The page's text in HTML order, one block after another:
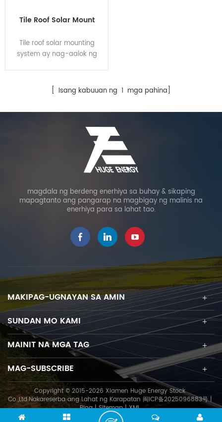
Tile Roof Solar Mount
Tile roof solar mounting
system ay nag-aalok ng
ang key stainless steel roof
hooks, ay angkop para sa
plain tile, slate tile. Ang mga
pamantayan sa pagkarga
ginagawa itong angkop
para sa iba't ibang uri ng
Solar Mount Ang mga kawit
sa bubong ay inilalapat sa
tile, slate, clay tile, atbp. Ang
mga adjustable hook ay
maaaring iakma nang
pahalang at patayo.
Tampok es Simple at Mabilis
na Pag-install Ginawa sa
SUS 304 Stainless Steel
Walang Drilling o Welding sa
Rooftop Roof Hook Kit HE-
24-W02 Riles 11-R12-L Rail
Splice Kit HE-15-R12-L Mid
Clamp Kit HE-17-IC19XX End
Clamp Kit HE-18-EC35XX
Grounding Clip 26-R12
[ Isang kabuuan ng 1 mga pahina]
magdala ng berdeng enerhiya sa buhay & sikaping
mapagtanto ang pangarap na magbigay ng malinis na
enerhiya para sa lahat tao.
MAKIPAG-UGNAYAN SA AMIN
SUNDAN MO KAMI
MAINIT NA MGA TAG
MAG-SUBSCRIBE
Copyright © 2015-2026 Xiamen Huge Energy Stock
Co.,Ltd.Nakareserba ang Lahat ng Karapatan 闽ICP备2025096883号|
Blog|Sitemap|XML